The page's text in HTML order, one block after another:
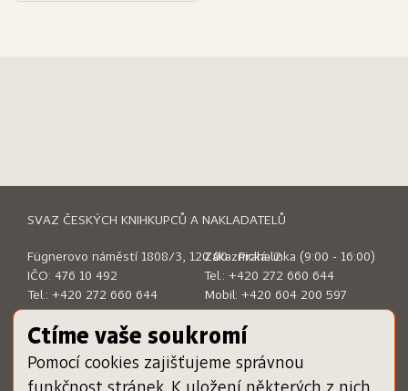
SVAZ ČESKÝCH KNIHKUPCŮ A NAKLADATELŮ
Fügnerovo náměstí 1808/3, 120 00 Praha 2
IČO: 476 10 492
Tel.: +420 272 660 644
E-mail:sckn@sckn.cz
Zákaznická linka (9:00 - 16:00)
Tel.: +420 272 660 644
Mobil: +420 604 200 597
E-mail:info@dameknihu.cz
MENU ODKAZY
Ctíme vaše soukromí
Pomocí cookies zajišťujeme správnou